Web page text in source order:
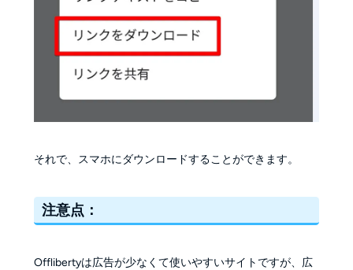
それで、スマホにダウンロードすることができます。
注意点：
Offlibertyは広告が少なくて使いやすいサイトですが、広